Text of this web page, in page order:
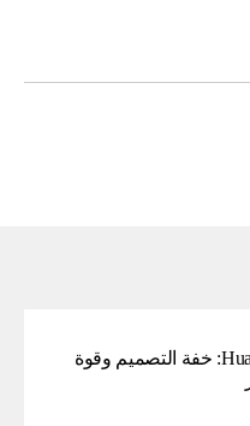
Huawei Pura 90s Pro: خفة التصميم وقوة